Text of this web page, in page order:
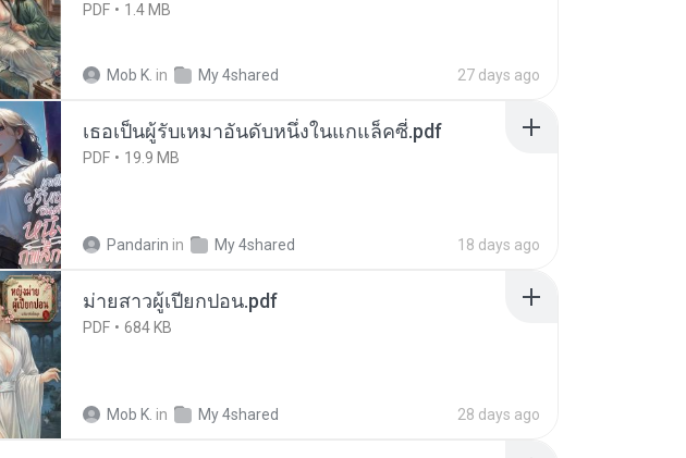
PDF
1.4 MB
Mob K. in My 4shared 27 days ago
เธอเป็นผู้รับเหมาอันดับหนึ่งในแกแล็คซี่.pdf
PDF 19.9 MB
Pandarin in My 4shared 18 days ago
ม่ายสาวผู้เปียกปอน.pdf
PDF 684 KB
Mob K. in My 4shared 28 days ago